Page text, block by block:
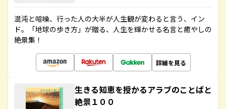
混沌と喧噪、行った人の大半が人生観が変わると言う、イン
ド。「地球の歩き方」が贈る、人生を輝かせる名言と癒やしの
絶景集！
詳細を見る
生きる知恵を授かるアラブのことばと
絶景１００